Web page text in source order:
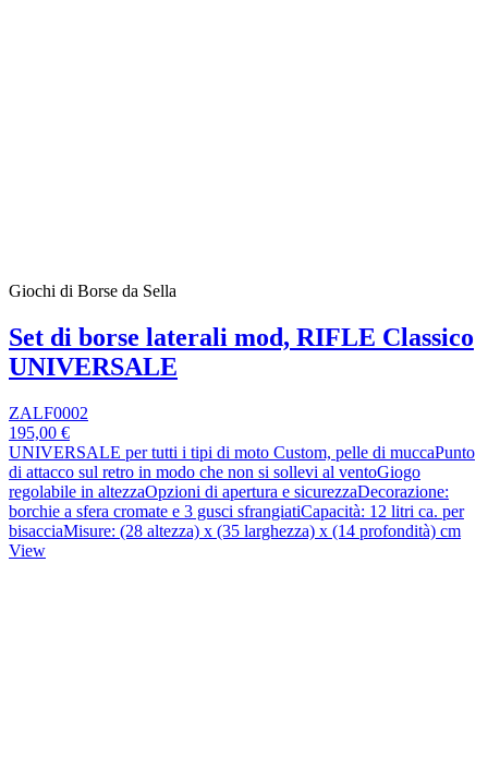
Giochi di Borse da Sella
Set di borse laterali mod, RIFLE Classico
UNIVERSALE
ZALF0002
195,00 €
UNIVERSALE per tutti i tipi di moto Custom, pelle di muccaPunto
di attacco sul retro in modo che non si sollevi al ventoGiogo
regolabile in altezzaOpzioni di apertura e sicurezzaDecorazione:
borchie a sfera cromate e 3 gusci sfrangiatiCapacità: 12 litri ca. per
bisacciaMisure: (28 altezza) x (35 larghezza) x (14 profondità) cm
View